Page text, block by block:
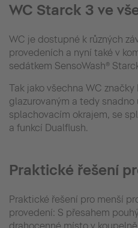
WC Starck 3 ve
WC je dostupné k různých
provedeních a nyní také v
sedátkem SensoWash®
Tak jako všechna WC
glazurovaným a tedy snadno
splachovacím okrajem, se
a funkcí Dualflush.
Praktické řešení
Praktické řešení pro menší
provedení: S přesahem
drahocenné místo v koupelně.